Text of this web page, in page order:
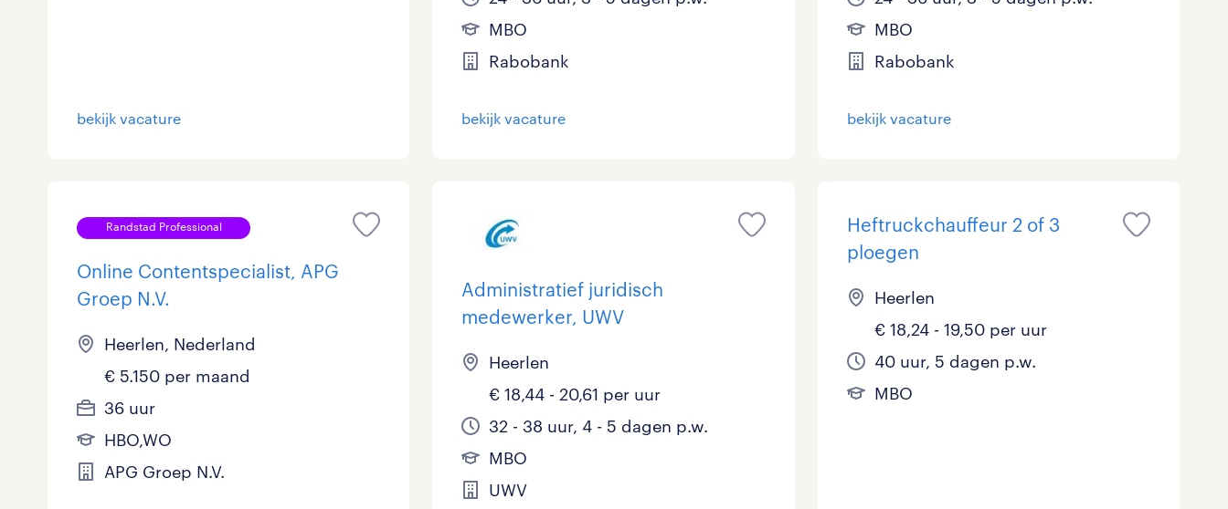
bekijk vacature
MBO
Rabobank
bekijk vacature
MBO
Rabobank
bekijk vacature
Randstad Professional
Online Contentspecialist, APG
Groep N.V.
Heerlen, Nederland
€ 5.150 per maand
36 uur
HBO,WO
APG Groep N.V.
Administratief juridisch
medewerker, UWV
Heerlen
€ 18,44 - 20,61 per uur
32 - 38 uur, 4 - 5 dagen p.w.
MBO
UWV
Heftruckchauffeur 2 of 3
ploegen
Heerlen
€ 18,24 - 19,50 per uur
40 uur, 5 dagen p.w.
MBO